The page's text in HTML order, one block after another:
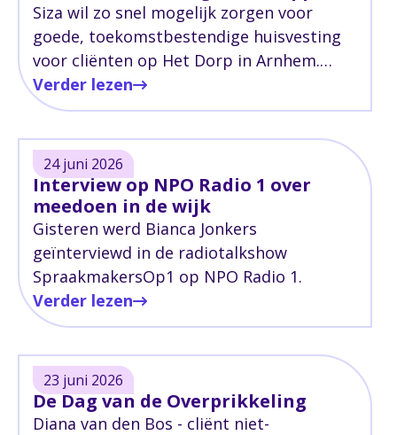
Siza wil zo snel mogelijk zorgen voor
goede, toekomstbestendige huisvesting
voor cliënten op Het Dorp in Arnhem.
Nieuwbouw op Het Dorp in Arnhem loopt
echter verdere vertraging op.
Verder lezen
Interview op NPO Radio 1 over
meedoen in de wijk
24 juni 2026
Gisteren werd Bianca Jonkers
geïnterviewd in de radiotalkshow
SpraakmakersOp1 op NPO Radio 1.
Verder lezen
De Dag van de Overprikkeling
23 juni 2026
Diana van den Bos - cliënt niet-